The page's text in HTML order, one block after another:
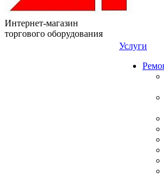
Интернет-магазин
торгового оборудования
Услуги